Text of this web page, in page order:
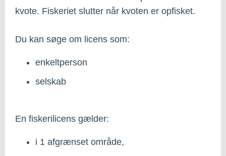
kvote. Fiskeriet slutter når kvoten er opfisket.
Du kan søge om licens som:
enkeltperson
selskab
En fiskerilicens gælder:
i 1 afgrænset område,